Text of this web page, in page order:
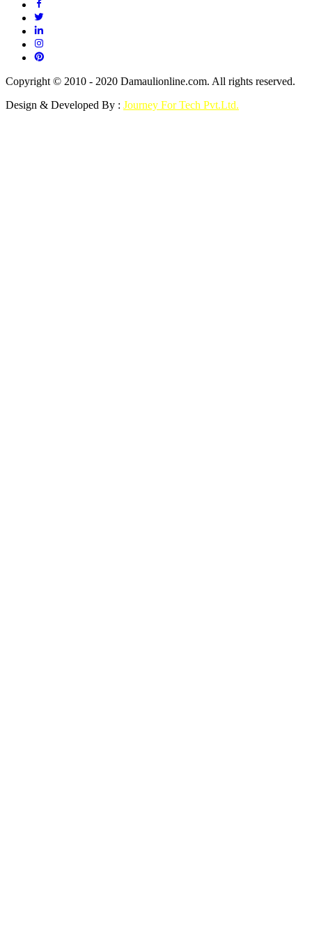
Copyright © 2010 - 2020 Damaulionline.com. All rights reserved.
Design & Developed By : Journey For Tech Pvt.Ltd.